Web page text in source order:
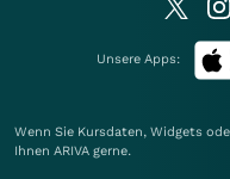
Unsere Apps:
Wenn Sie Kursdaten, Widgets
Ihnen ARIVA gerne.